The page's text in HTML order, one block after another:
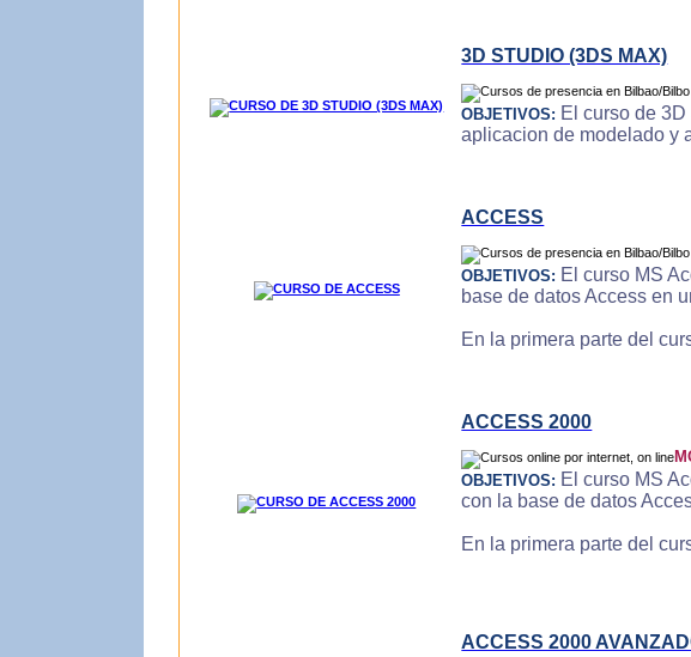
3D STUDIO (3DS MAX)
OBJETIVOS: El curso de
aplicacion de modelado y
ACCESS
OBJETIVOS: El curso MS
base de datos Access en
En la primera parte del
ACCESS 2000
OBJETIVOS: El curso MS
con la base de datos
En la primera parte del
ACCESS 2000